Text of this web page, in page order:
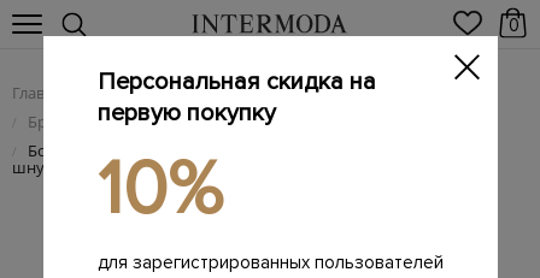
0
Главная Мужчинам / Брендовая мужская обувь
/ Брендовые мужские ботинки
/ Ботинки из крупнозернистой кожи и овчины с треккинговой
шнуровкой
Персональная скидка на
первую покупку
10%
для зарегистрированных пользователей